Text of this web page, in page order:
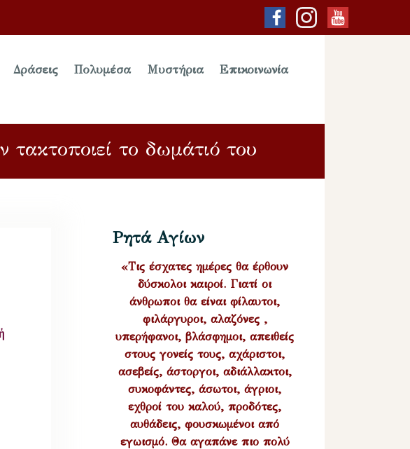
Δράσεις Πολυμέσα Μυστήρια Επικοινωνία
τακτοποιεί το δωμάτιό του
Ρητά Αγίων
«Τις έσχατες ημέρες θα έρθουν
δύσκολοι καιροί. Γιατί οι
άνθρωποι θα είναι φίλαυτοι,
φιλάργυροι, αλαζόνες ,
υπερήφανοι, βλάσφημοι, απειθείς
στους γονείς τους, αχάριστοι,
ασεβείς, άστοργοι, αδιάλλακτοι,
συκοφάντες, άσωτοι, άγριοι,
εχθροί του καλού, προδότες,
αυθάδεις, φουσκωμένοι από
εγωισμό. Θα αγαπάνε πιο πολύ